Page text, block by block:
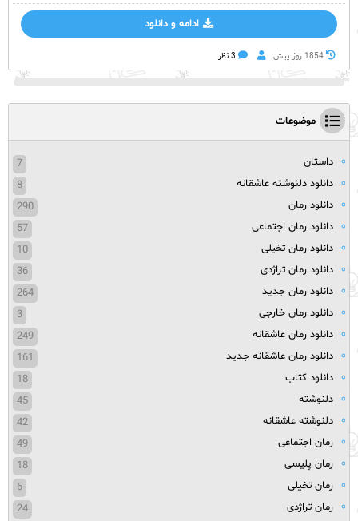
ادامه و دانلود
1854 روز پيش 3 نظر
موضوعات
داستان
7
دانلود دلنوشته عاشقانه
8
دانلود رمان
290
دانلود رمان اجتماعی
57
دانلود رمان تخیلی
10
دانلود رمان تراژدی
36
دانلود رمان جدید
264
دانلود رمان خارجی
3
دانلود رمان عاشقانه
249
دانلود رمان عاشقانه جدید
161
دانلود کتاب
18
دلنوشته
45
دلنوشته عاشقانه
42
رمان اجتماعی
49
رمان پلیسی
18
رمان تخیلی
6
رمان تراژدی
24